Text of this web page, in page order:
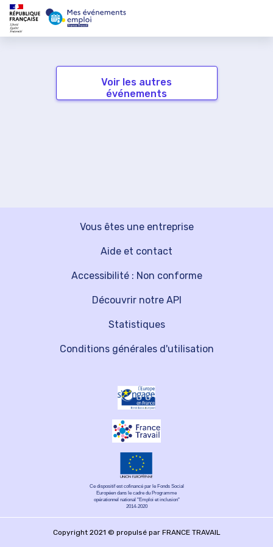
Voir les autres
événements
Vous êtes une entreprise
Découvrir notre API
Aide et contact
Statistiques
Accessibilité : Non conforme
Conditions générales d'utilisation
Ce dispositif est cofinancé par le Fonds Social
Européen dans le cadre du Programme
opérationnel national "Emploi et inclusion"
2014-2020
Copyright 2021 © propulsé par FRANCE TRAVAIL